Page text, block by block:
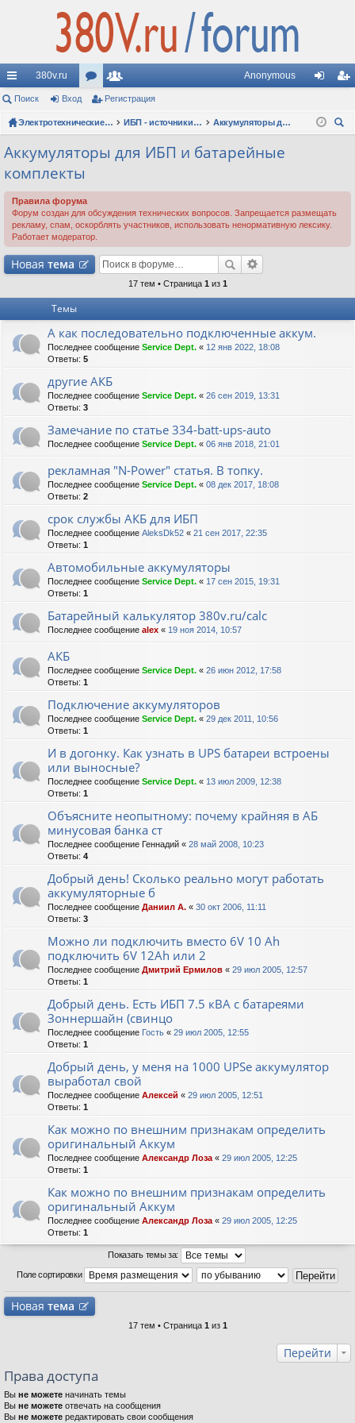
с
ы
лк
и
380v.ru
ор
ум
ол
ьз
ел
и
Anonymous
д ис
ия
Поиск Вход Регистрация
Электротехнические форумы ИБП - источники бесперебойного питания
Аккумуляторы для ИБП и батарейные комплекты
Аккумуляторы для ИБП и батарейные
комплекты
Правила форума
Форум создан для обсуждения технических вопросов. Запрещается размещать
рекламу, спам, оскорблять участников, использовать ненормативную лексику.
Работает модератор.
Новая тема
17 тем • Страница 1 из 1
Темы
А как последовательно подключенные аккум.
Последнее сообщение Service Dept. « 12 янв 2022, 18:08
Ответы: 5
другие АКБ
Последнее сообщение Service Dept. « 26 сен 2019, 13:31
Ответы: 3
Замечание по статье 334-batt-ups-auto
Последнее сообщение Service Dept. « 06 янв 2018, 21:01
рекламная "N-Power" статья. В топку.
Последнее сообщение Service Dept. « 08 дек 2017, 18:08
Ответы: 2
срок службы АКБ для ИБП
Последнее сообщение AleksDk52 « 21 сен 2017, 22:35
Ответы: 1
Автомобильные аккумуляторы
Последнее сообщение Service Dept. « 17 сен 2015, 19:31
Ответы: 1
Батарейный калькулятор 380v.ru/calc
Последнее сообщение alex « 19 ноя 2014, 10:57
АКБ
Последнее сообщение Service Dept. « 26 июн 2012, 17:58
Ответы: 1
Подключение аккумуляторов
Последнее сообщение Service Dept. « 29 дек 2011, 10:56
Ответы: 1
И в догонку. Как узнать в UPS батареи встроены
или выносные?
Последнее сообщение Service Dept. « 13 июл 2009, 12:38
Ответы: 1
Объясните неопытному: почему крайняя в АБ
минусовая банка ст
Последнее сообщение Геннадий « 28 май 2008, 10:23
Ответы: 4
Добрый день! Сколько реально могут работать
аккумуляторные б
Последнее сообщение Даниил А. « 30 окт 2006, 11:11
Ответы: 3
Можно ли подключить вместо 6V 10 Ah
подключить 6V 12Ah или 2
Последнее сообщение Дмитрий Ермилов « 29 июл 2005, 12:57
Ответы: 1
Добрый день. Есть ИБП 7.5 кВА с батареями
Зоннершайн (свинцо
Последнее сообщение Гость « 29 июл 2005, 12:55
Ответы: 1
Добрый день, у меня на 1000 UPSе аккумулятор
выработал свой
Последнее сообщение Алексей « 29 июл 2005, 12:51
Ответы: 1
Как можно по внешним признакам определить
оригинальный Аккум
Последнее сообщение Александр Лоза « 29 июл 2005, 12:25
Ответы: 1
Как можно по внешним признакам определить
оригинальный Аккум
Последнее сообщение Александр Лоза « 29 июл 2005, 12:25
Ответы: 1
Показать темы за:
Поле сортировки
Новая тема
17 тем • Страница 1 из 1
Перейти
Права доступа
Вы не можете начинать темы
Вы не можете отвечать на сообщения
Вы не можете редактировать свои сообщения